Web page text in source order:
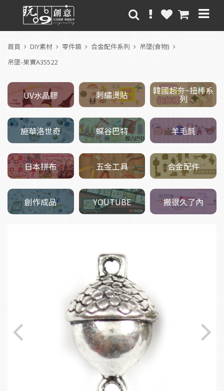
首頁 DIY素材 零件類 合金配件系列
吊墜(食物)
吊墜-果實A35522
UV水晶膠 刺繡燙貼 韓國超夯~扭棒系
列
施華洛世奇 蝶谷巴特 羊毛氈
日本拼布 五金工具 合金配件
創作成品 YOUTUBE 搬很久了內